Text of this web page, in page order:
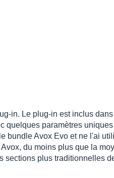
in. Le plug-in est inclus
quelques paramètres
bundle Avox Evo et ne l'ai
du moins plus que la
sections plus traditionnelles